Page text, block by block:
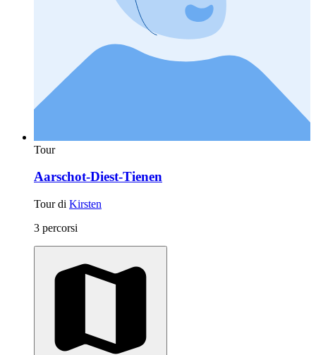
Tour
Aarschot-Diest-Tienen
Tour di Kirsten
3 percorsi